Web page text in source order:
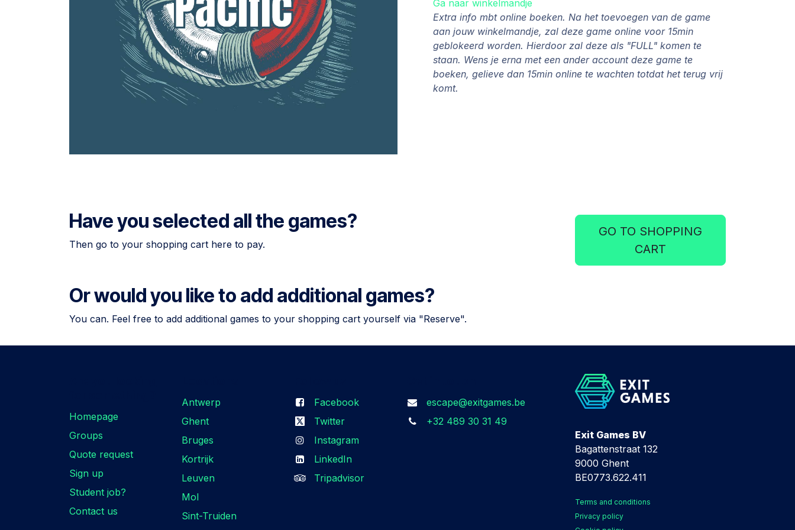
Ga naar winkelmandje
Extra info mbt online boeken. Na het toevoegen van de game
aan jouw winkelmandje, zal deze game online voor 15min
geblokeerd worden. Hierdoor zal deze als "FULL" komen te
staan. Wens je erna met een ander account deze game te
boeken, gelieve dan 15min online te wachten totdat het terug vrij
komt.
Have you selected all the games?
Then go to your shopping cart here to pay.
Or would you like to add additional games?
You can. Feel free to add additional games to your shopping cart yourself via "Reserve".
GO TO SHOPPING
CART
Homepage
Groups
Quote request
Sign up
Student job?
Contact us
Antwerp
Ghent
Bruges
Kortrijk
Leuven
Mol
Sint-Truiden
Facebook
Twitter
Instagram
LinkedIn
Tripadvisor
escape@exitgames.be
+32 489 30 31 49
Exit Games BV
Bagattenstraat 132
9000 Ghent
BE0773.622.411
Terms and conditions
Privacy policy